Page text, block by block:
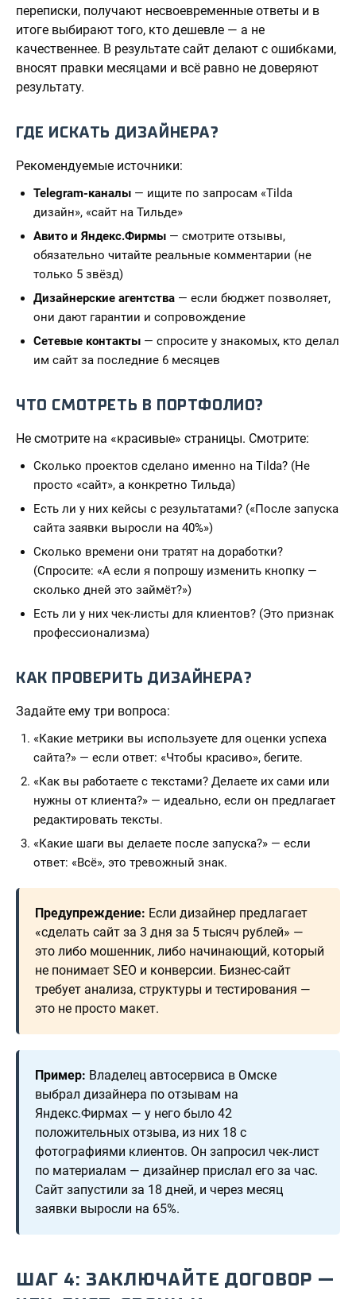
переписки, получают несвоевременные ответы и в
итоге выбирают того, кто дешевле — а не
качественнее. В результате сайт делают с ошибками,
вносят правки месяцами и всё равно не доверяют
результату.
ГДЕ ИСКАТЬ ДИЗАЙНЕРА?
Рекомендуемые источники:
Telegram-каналы — ищите по запросам «Tilda
дизайн», «сайт на Тильде»
Авито и Яндекс.Фирмы — смотрите отзывы,
обязательно читайте реальные комментарии (не
только 5 звёзд)
Дизайнерские агентства — если бюджет позволяет,
они дают гарантии и сопровождение
Сетевые контакты — спросите у знакомых, кто делал
им сайт за последние 6 месяцев
ЧТО СМОТРЕТЬ В ПОРТФОЛИО?
Не смотрите на «красивые» страницы. Смотрите:
Сколько проектов сделано именно на Tilda? (Не
просто «сайт», а конкретно Тильда)
Есть ли у них кейсы с результатами? («После запуска
сайта заявки выросли на 40%»)
Сколько времени они тратят на доработки?
(Спросите: «А если я попрошу изменить кнопку —
сколько дней это займёт?»)
Есть ли у них чек-листы для клиентов? (Это признак
профессионализма)
КАК ПРОВЕРИТЬ ДИЗАЙНЕРА?
Задайте ему три вопроса:
«Какие метрики вы используете для оценки успеха
сайта?» — если ответ: «Чтобы красиво», бегите.
«Как вы работаете с текстами? Делаете их сами или
нужны от клиента?» — идеально, если он предлагает
редактировать тексты.
«Какие шаги вы делаете после запуска?» — если
ответ: «Всё», это тревожный знак.
Предупреждение: Если дизайнер предлагает
«сделать сайт за 3 дня за 5 тысяч рублей» —
это либо мошенник, либо начинающий, который
не понимает SEO и конверсии. Бизнес-сайт
требует анализа, структуры и тестирования —
это не просто макет.
Пример: Владелец автосервиса в Омске
выбрал дизайнера по отзывам на
Яндекс.Фирмах — у него было 42
положительных отзыва, из них 18 с
фотографиями клиентов. Он запросил чек-лист
по материалам — дизайнер прислал его за час.
Сайт запустили за 18 дней, и через месяц
заявки выросли на 65%.
ШАГ 4: ЗАКЛЮЧАЙТЕ ДОГОВОР —